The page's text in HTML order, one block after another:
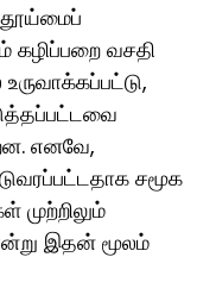
வசதி
எனவே,
சமூக
இதன் மூலம்